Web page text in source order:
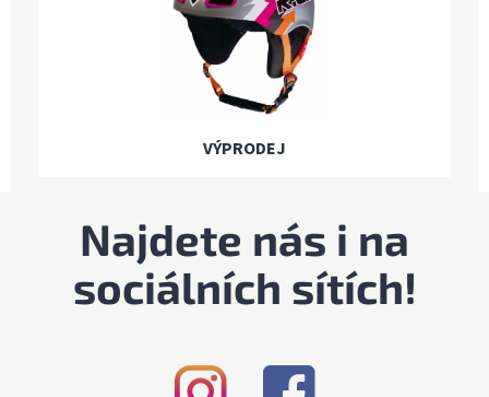
VÝPRODEJ
Najdete nás i na
sociálních sítích!